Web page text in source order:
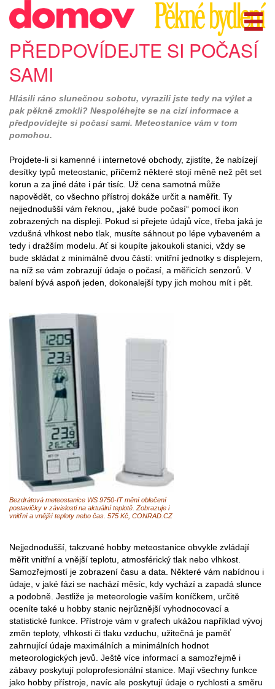
PŘEDPOVÍDEJTE SI POČASÍ
SAMI
Hlásili ráno slunečnou sobotu, vyrazili jste tedy na výlet a
pak pěkně zmokli? Nespoléhejte se na cizí informace a
předpovídejte si počasí sami. Meteostanice vám v tom
pomohou.
Projdete-li si kamenné i internetové obchody, zjistíte, že nabízejí
desítky typů meteostanic, přičemž některé stojí měně než pět set
korun a za jiné dáte i pár tisíc. Už cena samotná může
napovědět, co všechno přístroj dokáže určit a naměřit. Ty
nejjednodušší vám řeknou, „jaké bude počasí“ pomocí ikon
zobrazených na displeji. Pokud si přejete údajů více, třeba jaká je
vzdušná vlhkost nebo tlak, musíte sáhnout po lépe vybaveném a
tedy i dražším modelu. Ať si koupíte jakoukoli stanici, vždy se
bude skládat z minimálně dvou částí: vnitřní jednotky s displejem,
na níž se vám zobrazují údaje o počasí, a měřicích senzorů. V
balení bývá aspoň jeden, dokonalejší typy jich mohou mít i pět.
Bezdrátová meteostanice WS 9750-IT mění oblečení
postavičky v závislosti na aktuální teplotě. Zobrazuje i
vnitřní a vnější teploty nebo čas. 575 Kč, CONRAD.CZ
Nejjednodušší, takzvané hobby meteostanice obvykle zvládají
měřit vnitřní a vnější teplotu, atmosférický tlak nebo vlhkost.
Samozřejmostí je zobrazení času a data. Některé vám nabídnou i
údaje, v jaké fázi se nachází měsíc, kdy vychází a zapadá slunce
a podobně. Jestliže je meteorologie vaším koníčkem, určitě
oceníte také u hobby stanic nejrůznější vyhodnocovací a
statistické funkce. Přístroje vám v grafech ukážou například vývoj
změn teploty, vlhkosti či tlaku vzduchu, užitečná je paměť
zahrnující údaje maximálních a minimálních hodnot
meteorologických jevů. Ještě více informací a samozřejmě i
zábavy poskytují poloprofesionální stanice. Mají všechny funkce
jako hobby přístroje, navíc ale poskytují údaje o rychlosti a směru